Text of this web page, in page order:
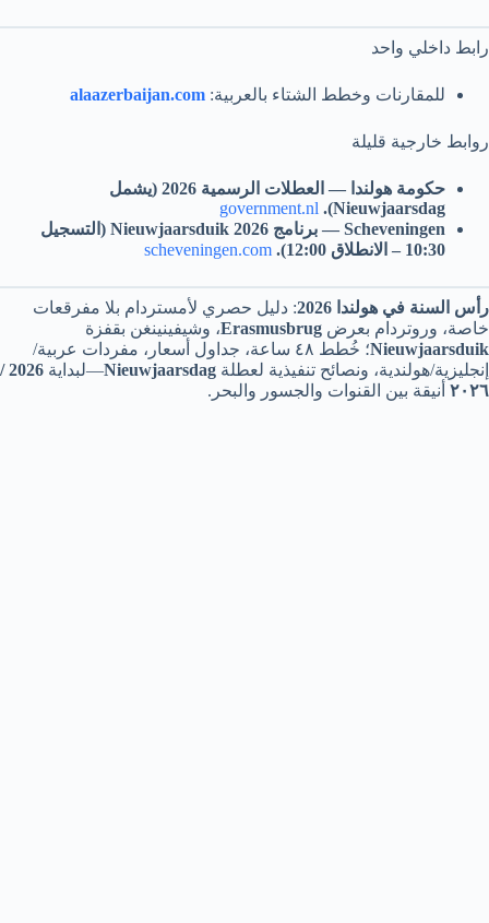
رابط داخلي واحد
للمقارنات وخطط الشتاء بالعربية: alaazerbaijan.com
روابط خارجية قليلة
حكومة هولندا — العطلات الرسمية 2026 (يشمل
Nieuwjaarsdag).
government.nl
Scheveningen — برنامج Nieuwjaarsduik 2026 (التسجيل
10:30 – الانطلاق 12:00).
scheveningen.com
رأس السنة في هولندا 2026
: دليل حصري لأمستردام بلا مفرقعات
خاصة، وروتردام بعرض Erasmusbrug، وشيفينينغن بقفزة
Nieuwjaarsduik
؛ خُطط ٤٨ ساعة، جداول أسعار، مفردات عربية/
إنجليزية/هولندية، ونصائح تنفيذية لعطلة Nieuwjaarsdag—لبداية
2026 /
٢٠٢٦ أنيقة بين القنوات والجسور والبحر.